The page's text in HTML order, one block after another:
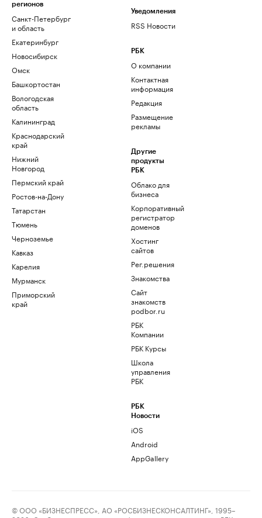
регионов
Санкт-Петербург
и область
Екатеринбург
Новосибирск
Омск
Башкортостан
Вологодская
область
Калининград
Краснодарский
край
Нижний
Новгород
Пермский край
Ростов-на-Дону
Татарстан
Тюмень
Черноземье
Кавказ
Карелия
Мурманск
Приморский
край
Уведомления
RSS Новости
РБК
О компании
Контактная
информация
Редакция
Размещение
рекламы
Другие
продукты
РБК
Облако для
бизнеса
Корпоративный
регистратор
доменов
Хостинг
сайтов
Рег.решения
Знакомства
Сайт
знакомств
podbor.ru
РБК
Компании
РБК Курсы
Школа
управления
РБК
РБК
Новости
iOS
Android
AppGallery
© ООО «БИЗНЕСПРЕСС», АО «РОСБИЗНЕСКОНСАЛТИНГ», 1995–